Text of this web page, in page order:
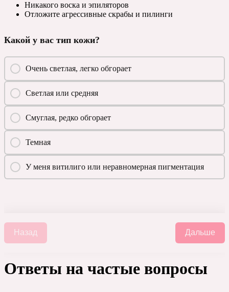
Никакого воска и эпиляторов
Отложите агрессивные скрабы и пилинги
Какой у вас тип кожи?
Очень светлая, легко обгорает
Светлая или средняя
Смуглая, редко обгорает
Темная
У меня витилиго или неравномерная пигментация
Назад Дальше
Ответы на частые вопросы